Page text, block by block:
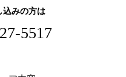
込みの方は
5517